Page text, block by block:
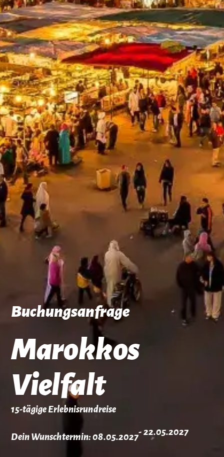
Buchungsanfrage
Marokkos
Vielfalt
15-tägige Erlebnisrundreise
Dein Wunschtermin: 08.05.2027- 22.05.2027